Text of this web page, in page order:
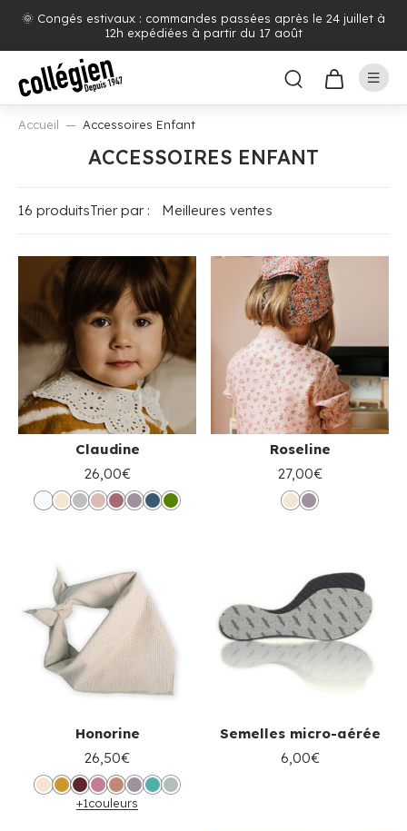
🌞 Congés estivaux : commandes passées après le 24 juillet à
12h expédiées à partir du 17 août
Accueil Accessoires Enfant
ACCESSOIRES ENFANT
16 produitsTrier par :
Claudine
26,00€
Roseline
27,00€
Honorine
26,50€
+1couleurs
Semelles micro-aérée
6,00€